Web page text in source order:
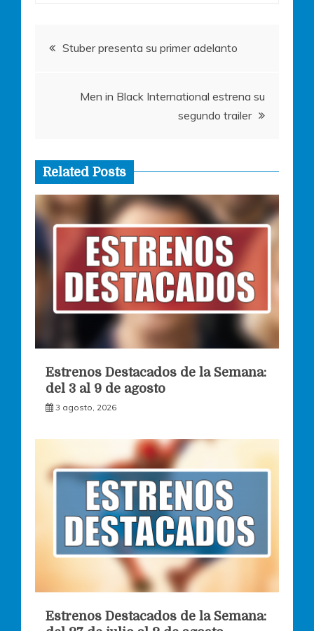
k
Navegación
Stuber presenta su primer adelanto
Men in Black International estrena su
segundo trailer
Related Posts
Estrenos Destacados de la Semana:
del 3 al 9 de agosto
3 agosto, 2026
Estrenos Destacados de la Semana: